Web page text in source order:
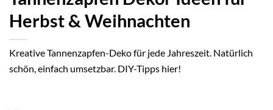
Herbst & Weihnachten
Kreative Tannenzapfen-Deko für jede Jahreszeit. Natürlich
schön, einfach umsetzbar. DIY-Tipps hier!